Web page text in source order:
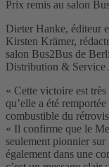
Prix remis au salon
Dieter Hanke, éditeur
Kirsten Krämer,
salon Bus2Bus de
Distribution & Service
« Cette victoire est
qu’elle a été
combustible du
« Il confirme que le
seulement pionnier
également dans une